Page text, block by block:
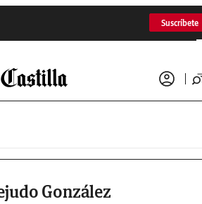
Suscríbete
González